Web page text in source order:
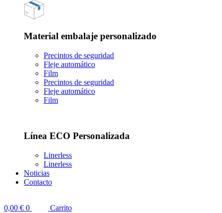
Material embalaje personalizado
Precintos de seguridad
Fleje automático
Film
Precintos de seguridad
Fleje automático
Film
Línea ECO Personalizada
Linerless
Linerless
Noticias
Contacto
0,00 € 0
Carrito